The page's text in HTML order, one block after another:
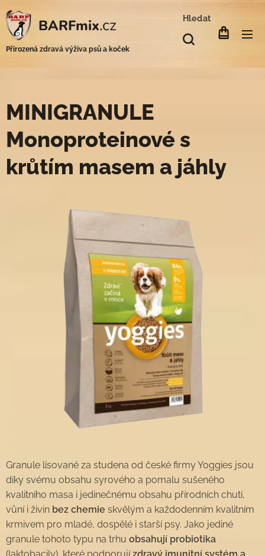
BARFmix.cz
Přirozená zdravá výživa psů a koček
Hledat
MINIGRANULE
Monoproteinové s
krůtím masem a jáhly
Granule lisované za studena od české firmy Yoggies jsou
díky svému obsahu syrového a pomalu sušeného
kvalitního masa i jedinečnému obsahu přírodních chutí,
vůní i živin bez chemie skvělým a každodenním kvalitním
krmivem pro mladé, dospělé i starší psy. Jako jediné
granule tohoto typu na trhu obsahují probiotika